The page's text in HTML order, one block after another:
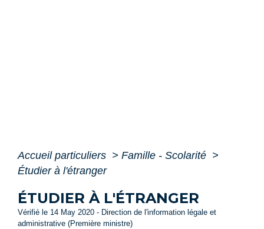
Accueil particuliers > Famille - Scolarité >
Étudier à l'étranger
ÉTUDIER À L'ÉTRANGER
Vérifié le 14 May 2020 - Direction de l'information légale et
administrative (Première ministre)